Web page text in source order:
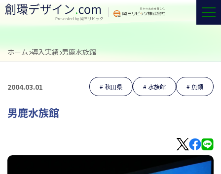
ホーム 導入実績 男鹿水族館
2004.03.01 秋田県 水族館 魚類
男鹿水族館